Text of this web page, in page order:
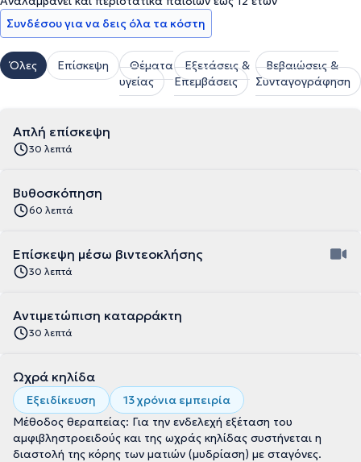
Συνδέσου για να δεις όλα τα κόστη
Όλες Επίσκεψη
Θέματα
υγείας
Εξετάσεις &
Επεμβάσεις
Βεβαιώσεις &
Συνταγογράφηση
Απλή επίσκεψη
30 λεπτά
Βυθοσκόπηση
60 λεπτά
Επίσκεψη μέσω βιντεοκλήσης
30 λεπτά
Αντιμετώπιση καταρράκτη
30 λεπτά
Ωχρά κηλίδα
Εξειδίκευση
13 χρόνια εμπειρία
Μέθοδος θεραπείας: Για την ενδελεχή εξέταση του
αμφιβληστροειδούς και της ωχράς κηλίδας συστήνεται η
διαστολή της κόρης των ματιών (μυδρίαση) με σταγόνες.